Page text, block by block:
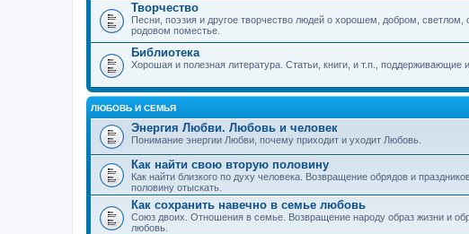
Творчество
Песни, поэзия и другое творчество людей о хорошем, добром,
родовом поместье.
Библиотека
Хорошая и полезная литература. Статьи, книги, и т.п., поддерживающие
ЛЮБОВЬ И СЕМЬЯ
Энергия Любви. Любовь и человек
Понимание энергии Любви, почему приходит и уходит Любовь.
Как найти свою вторую половину
Как найти близкого по духу человека. Возвращение обрядов и
половину отыскать.
Как сохранить навечно в семье любовь
Союз двоих. Отношения в семье. Возвращение народу образ жизни и
любовь.